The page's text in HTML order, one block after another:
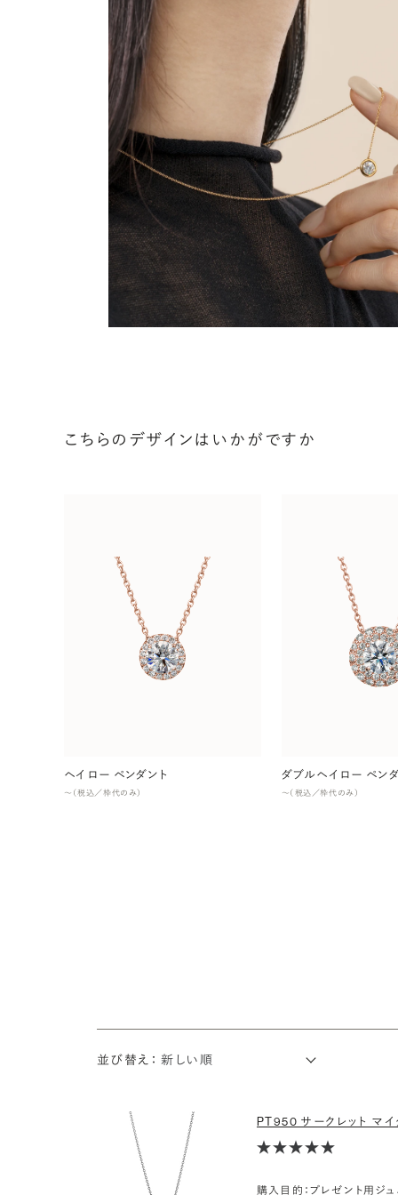
こちらのデザインはいかがですか
ヘイロー ペンダント
〜（税込／枠代のみ）
ダブルヘイロー ペン
〜（税込／枠代のみ）
並び替え：
PT950 サークレット マ
購入目的：プレゼント用ジュ